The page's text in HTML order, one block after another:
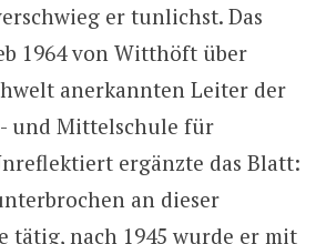
er tunlichst. Das
1964 von Witthöft über
anerkannten Leiter der
und Mittelschule für
ergänzte das Blatt:
an dieser
tätig, nach 1945 wurde er mit